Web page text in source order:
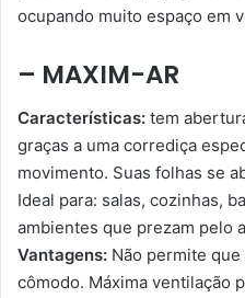
ocupando muito espaço em
– MAXIM-AR
Características: tem
graças a uma corrediça
movimento. Suas folhas se
Ideal para: salas, cozinhas,
ambientes que prezam pelo
Vantagens: Não permite
cômodo. Máxima ventilação